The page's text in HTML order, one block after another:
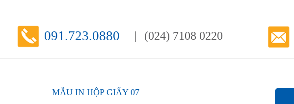
091.723.0880 (024) 7108 0220
MẪU IN HỘP GIẤY 07